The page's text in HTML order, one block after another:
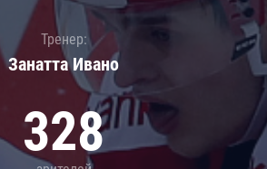
Тренер:
Занатта Иванo
328